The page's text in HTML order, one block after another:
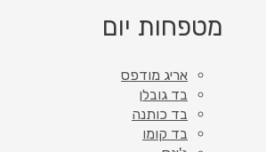
מטפחות יום
אריג מודפס
בד גובלן
בד כותנה
בד קומו